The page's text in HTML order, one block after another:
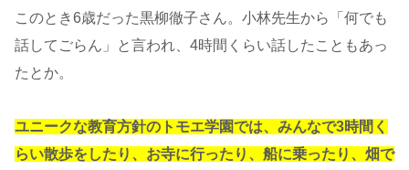
このとき6歳だった黒柳徹子さん。小林先生から「何でも
話してごらん」と言われ、4時間くらい話したこともあっ
たとか。
ユニークな教育方針のトモエ学園では、みんなで3時間く
らい散歩をしたり、お寺に行ったり、船に乗ったり、畑で